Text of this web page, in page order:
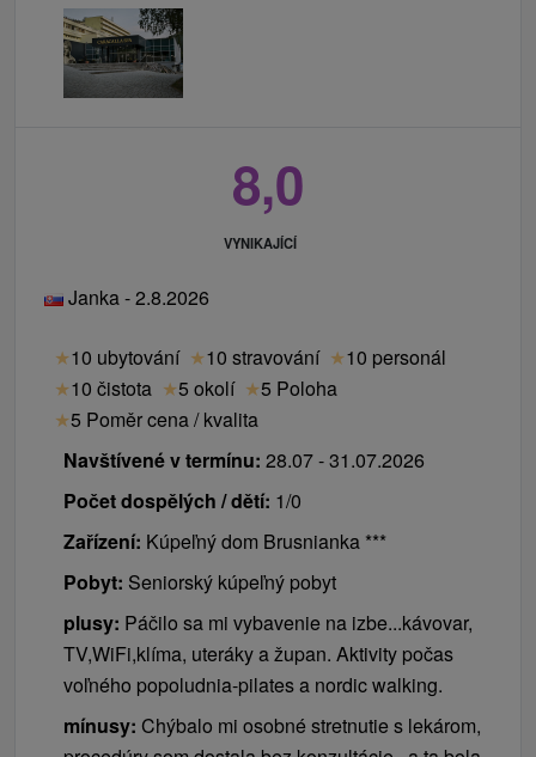
8,0
VYNIKAJÍCÍ
Janka - 2.8.2026
★10 ubytování ★10 stravování ★10 personál
★10 čistota ★5 okolí ★5 Poloha
★5 Poměr cena / kvalita
Navštívené v termínu: 28.07 - 31.07.2026
Počet dospělých / dětí: 1/0
Zařízení: Kúpeľný dom Brusnianka ***
Pobyt: Seniorský kúpeľný pobyt
plusy: Páčilo sa mi vybavenie na izbe...kávovar,
TV,WiFi,klíma, uteráky a župan. Aktivity počas
voľného popoludnia-pilates a nordic walking.
mínusy: Chýbalo mi osobné stretnutie s lekárom,